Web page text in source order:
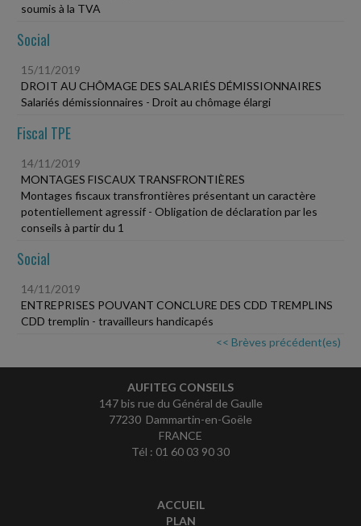
soumis à la TVA
Social
15/11/2019
DROIT AU CHÔMAGE DES SALARIÉS DÉMISSIONNAIRES
Salariés démissionnaires - Droit au chômage élargi
Fiscal TPE
14/11/2019
MONTAGES FISCAUX TRANSFRONTIÈRES
Montages fiscaux transfrontières présentant un caractère
potentiellement agressif - Obligation de déclaration par les
conseils à partir du 1
Social
14/11/2019
ENTREPRISES POUVANT CONCLURE DES CDD TREMPLINS
CDD tremplin - travailleurs handicapés
<< Brèves précédent(es)
AUFITEG CONSEILS
147 bis rue du Général de Gaulle
77230 Dammartin-en-Goële
FRANCE
Tél : 01 60 03 90 30
ACCUEIL
PLAN